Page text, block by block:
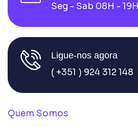
Seg - Sab 08H - 19H
Ligue-nos agora
( +351 ) 924 312 148
Quem Somos